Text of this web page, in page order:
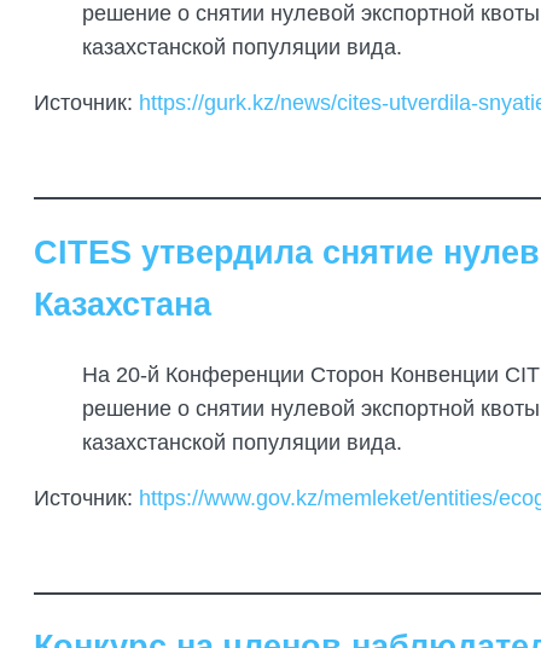
решение о снятии нулевой экспортной
казахстанской популяции вида.
Источник: https://gurk.kz/news/cites-utverdila-
CITES утвердила снятие
Казахстана
На 20-й Конференции Сторон Конвенции
решение о снятии нулевой экспортной
казахстанской популяции вида.
Источник: https://www.gov.kz/memleket/entities/